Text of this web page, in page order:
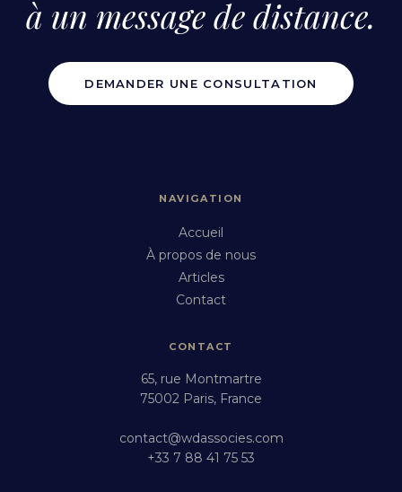
à un message de distance.
DEMANDER UNE CONSULTATION
NAVIGATION
Accueil
À propos de nous
Articles
Contact
CONTACT
65, rue Montmartre
75002 Paris, France
contact@wdassocies.com
+33 7 88 41 75 53